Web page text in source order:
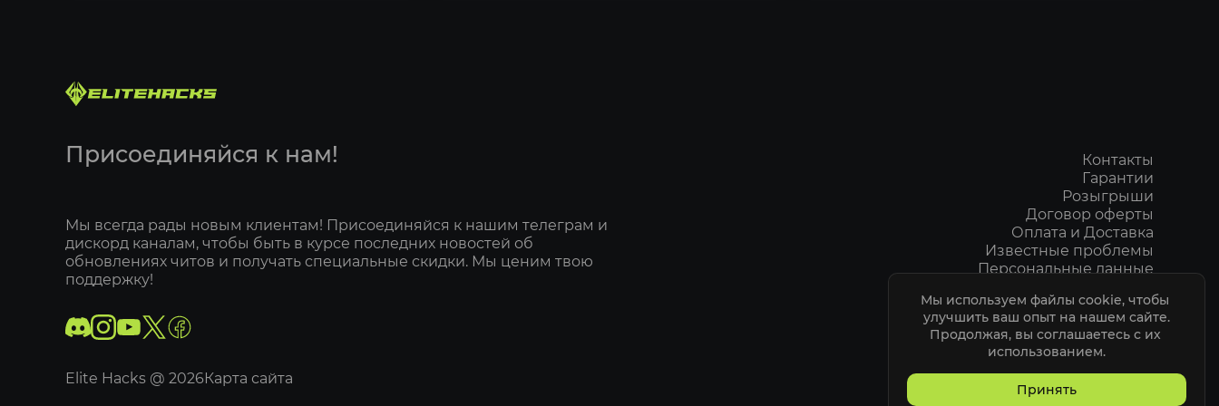
Мы используем файлы cookie, чтобы
улучшить ваш опыт на нашем сайте.
Продолжая, вы соглашаетесь с их
использованием.
Принять
Присоединяйся к нам!
Мы всегда рады новым клиентам! Присоединяйся к нашим телеграм и
дискорд каналам, чтобы быть в курсе последних новостей об
обновлениях читов и получать специальные скидки. Мы ценим твою
поддержку!
Elite Hacks @ 2026Карта сайта
Контакты
Гарантии
Розыгрыши
Договор оферты
Оплата и Доставка
Известные проблемы
Персональные данные
Политика Конфидециальности
ELITEPVPERS